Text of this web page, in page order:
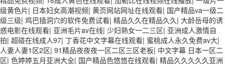
级黄色片| 日本妇女高潮视频| 黄页网站网址在线观看| 国产精品va一级二
级三级| 鸡巴插洞穴的软件免费试看| 精品久久在精品久久 | 大龄岳母的诱
惑电影在线观看| 亚洲毛片av在线| 少妇熟女一二三区| 亚洲成人激情自
拍| 超碰在线成人97| 丁香花中文字幕在线观看| 蜜桃成人永久免费av大|
人妻人妻1区2区| 91精品夜夜夜一区二区三区老板| 中文字幕 日本一区二
区| 色婷婷五月亚洲大全| 国产精品色悠悠在线观看| 精品久久久久久亚洲